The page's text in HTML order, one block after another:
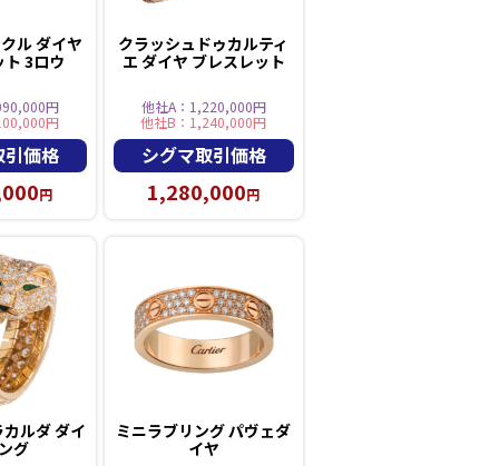
ル ダイヤ
3ロウ
円
円
価格
円
クラッシュドゥカルティ
エ ダイヤ ブレスレット
他社A：1,220,000円
他社B：1,240,000円
シグマ取引価格
1,280,000円
ルダ ダイ
グ
ミニラブリング パヴェダ
イヤ